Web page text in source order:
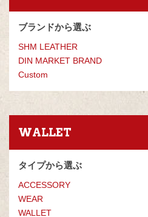
ブランドから選ぶ
SHM LEATHER
DIN MARKET BRAND
Custom
WALLET
タイプから選ぶ
ACCESSORY
WEAR
WALLET